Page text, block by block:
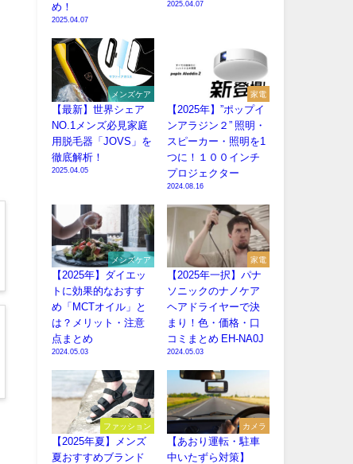
め！
2025.04.07
2025.04.07
メンズケア
【最新】世界シェア
NO.1メンズ必見家庭
用脱毛器「JOVS」を
徹底解析！
2025.04.05
家電
【2025年】”ポップイ
ンアラジン２” 照明・
スピーカー・照明を1
つに！１００インチ
プロジェクター
2024.08.16
メンズケア
【2025年】ダイエッ
トに効果的なおすす
め「MCTオイル」と
は？メリット・注意
点まとめ
2024.05.03
家電
【2025年一択】パナ
ソニックのナノケア
ヘアドライヤーで決
まり！色・価格・口
コミまとめ EH-NA0J
2024.05.03
ファッション
【2025年夏】メンズ
夏おすすめブランド
カメラ
【あおり運転・駐車
中いたずら対策】